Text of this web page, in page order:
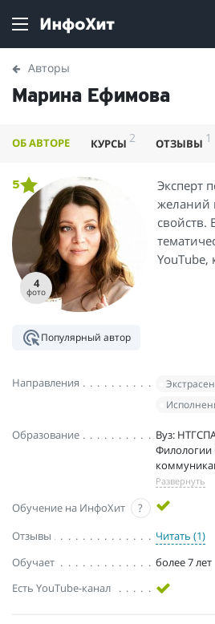
Авторы
Марина Ефимова
ОБ АВТОРЕ КУРСЫ 2 ОТЗЫВЫ 1
4
фото
5
Эксперт
желаний
свойств.
YouTube,
Популярный автор
Направления
Образование
Вуз:
Филологии
Развернуть
Обучение на ИнфоХит
?
Отзывы
Читать (1)
Обучает
более 7 лет
Есть YouTube-канал